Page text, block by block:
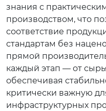
знания с
производством, что
соответствие
стандартам без
прямой
каждый этап — от
обеспечивая
критически важную
инфраструктурных